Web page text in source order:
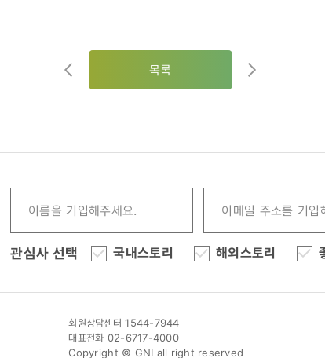
목록
관심사 선택 국내스토리 해외스토리
회원상담센터 1544-7944
대표전화 02-6717-4000
Copyright © GNI all right reserved